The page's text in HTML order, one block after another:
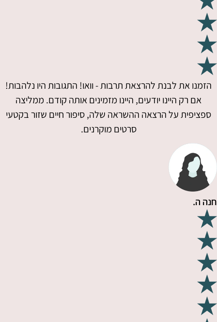
הזמנו את לבנת להרצאת תרבות - וואו! התגובות היו נלהבות!
אם רק היינו יודעים, היינו מזמינים אותה קודם. ממליצה
ספציפית על הרצאה ההשראה שלה, סיפור חיים שזור בקטעי
סרטים מוקרנים.
חנה ה.